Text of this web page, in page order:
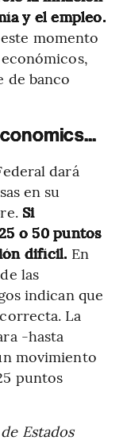
y el empleo.
momento
de banco
dará
en su
Si
o 50 puntos
difícil. En
las
indican que
La
-hasta
movimiento
puntos
Estados